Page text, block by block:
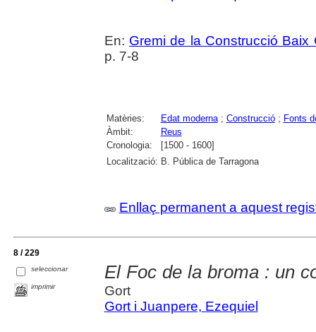
En: Gremi de la Construcció Baix
p. 7-8
Matèries: Edat moderna; Construcció; Fonts
Àmbit:
Reus
Cronologia:
[1500 - 1600]
Localització: B. Pública de Tarragona
Enllaç permanent a aquest
8 / 229
seleccionar
imprimir
El Foc de la broma : un
Gort
Gort i Juanpere, Ezequiel